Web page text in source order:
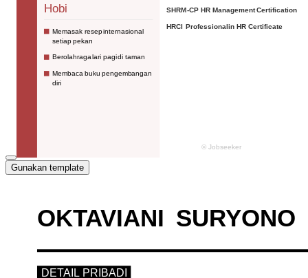
Gunakan template